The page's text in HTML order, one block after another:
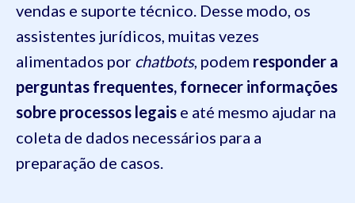
vendas e suporte técnico. Desse modo, os
assistentes jurídicos, muitas vezes
alimentados por chatbots, podem responder a
perguntas frequentes, fornecer informações
sobre processos legais e até mesmo ajudar na
coleta de dados necessários para a
preparação de casos.